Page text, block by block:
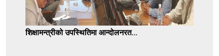
शिक्षामन्त्रीको उपस्थितिमा आन्दोलनरत...